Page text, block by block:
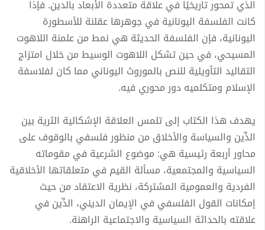
الذي تمحور تاريخيًا في علاقة متعددة الأبعاد بالدين. فإذا
كانت الفلسفة اليونانية في جوهرها عقلنة للأسطورة
اليونانية، فإن الفلسفة الحديثة هي نمط من علمنة اللاهوت
المسيحي، في حين تشكل اللاهوت الوسيط من خلال امتزاج
التقاليد التأويلية للنص بالموروث اليوناني مما كان لفلاسفة
الإسلام ومتكلميه دور محوري فيه.
يهدف هذا الكتاب إلى تلمس العلاقة الإشكالية الثرية بين
الدِّين والسياسة والأخلاق من منظور فلسفي بالوقوف على
محاور أربعة رئيسية هي: موضوع الشرعية في مقوماته
السياسية والمجتمعية، مسألة القيم في متعلقاتها الأخلاقية
الفردية والعمومية المشتركة، نظرية الاعتقاد من حيث
إمكانات القول الفلسفي في الإيمان الديني، الدِّين في
علاقته بالحداثة السياسية والاجتماعية الراهنة.